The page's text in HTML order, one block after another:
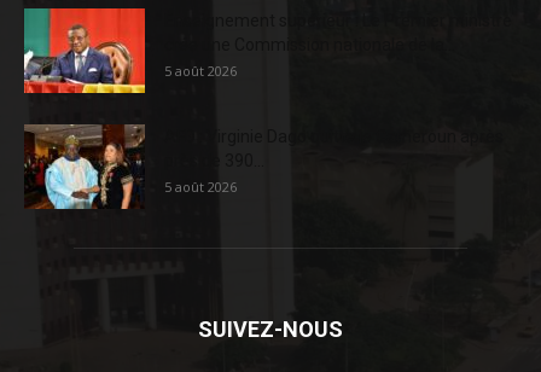
5 août 2026
5 août 2026
SUIVEZ-NOUS